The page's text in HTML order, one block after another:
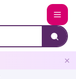
✕